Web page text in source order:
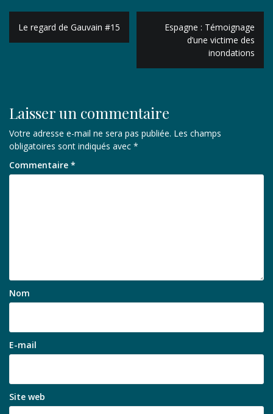
Navigation
de
Le regard de Gauvain #15
Espagne : Témoignage
d’une victime des
inondations
Laisser un commentaire
Votre adresse e-mail ne sera pas publiée. Les champs
obligatoires sont indiqués avec *
Commentaire *
Nom
E-mail
Site web